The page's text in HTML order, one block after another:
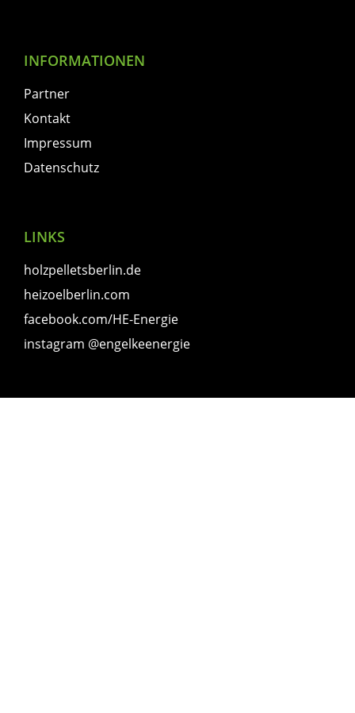
INFORMATIONEN
Partner
Kontakt
Impressum
Datenschutz
LINKS
holzpelletsberlin.de
heizoelberlin.com
facebook.com/HE-Energie
instagram @engelkeenergie